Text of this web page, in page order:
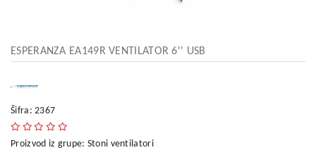
Alati
Sport
rekreacija
ESPERANZA EA149R VENTILATOR 6'' USB
Šifra: 2367
Proizvod iz grupe: Stoni ventilatori